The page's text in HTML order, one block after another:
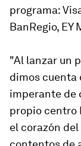
programa:
BanRegio, EY
"Al lanzar un
dimos cuenta
imperante de
propio centro
el corazón